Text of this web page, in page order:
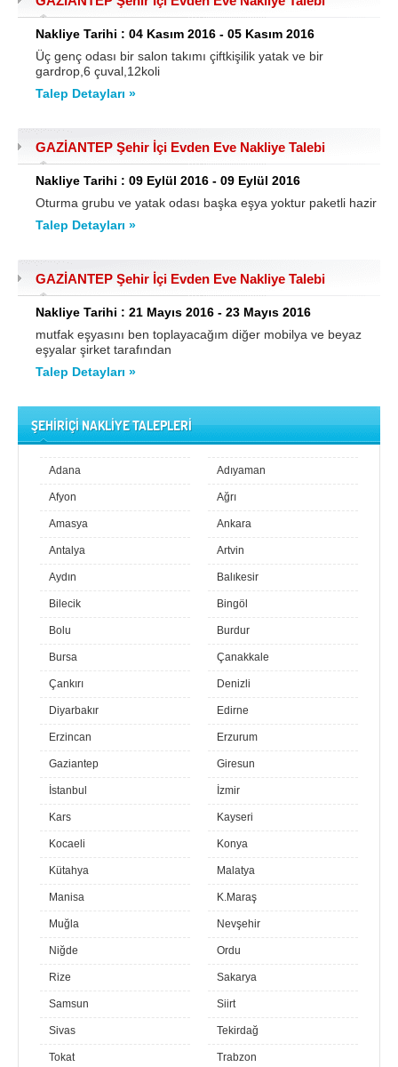
Nakliye Tarihi : 04 Kasım 2016 - 05 Kasım 2016
Üç genç odası bir salon takımı çiftkişilik yatak ve bir
gardrop,6 çuval,12koli
Talep Detayları »
GAZİANTEP Şehir İçi Evden Eve Nakliye Talebi
Nakliye Tarihi : 09 Eylül 2016 - 09 Eylül 2016
Oturma grubu ve yatak odası başka eşya yoktur paketli hazir
Talep Detayları »
GAZİANTEP Şehir İçi Evden Eve Nakliye Talebi
Nakliye Tarihi : 21 Mayıs 2016 - 23 Mayıs 2016
mutfak eşyasını ben toplayacağım diğer mobilya ve beyaz
eşyalar şirket tarafından
Talep Detayları »
ŞEHİRİÇİ NAKLİYE TALEPLERİ
Adana Adıyaman
Afyon Ağrı
Amasya Ankara
Antalya Artvin
Aydın Balıkesir
Bilecik Bingöl
Bolu Burdur
Bursa Çanakkale
Çankırı Denizli
Diyarbakır Edirne
Erzincan Erzurum
Gaziantep Giresun
İstanbul İzmir
Kars Kayseri
Kocaeli Konya
Kütahya Malatya
Manisa K.Maraş
Muğla Nevşehir
Niğde Ordu
Rize Sakarya
Samsun Siirt
Sivas Tekirdağ
Tokat Trabzon